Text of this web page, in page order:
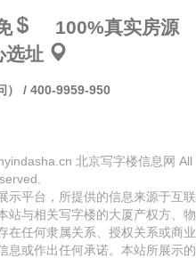
100%真实房源
选址
） / 400-9959-950
北京写字楼信息网 All
示平台，所提供的信息来源于互联
站与相关写字楼的大厦产权方、物
在任何隶属关系、授权关系或商业
息或作出任何承诺。本站所展示的